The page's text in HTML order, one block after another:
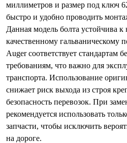
миллиметров и размер под ключ
быстро и удобно проводить
Данная модель болта устойчива к
качественному
Auger соответствует стандартам
требованиям, что важно для
транспорта. Использование
снижает риск выхода из строя
безопасность перевозок. При
рекомендуется использовать
запчасти, чтобы исключить
на дороге.